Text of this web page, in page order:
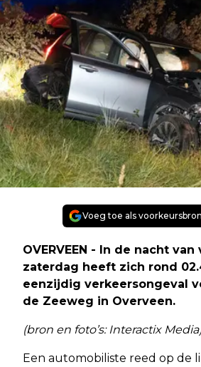
Voeg toe als
OVERVEEN - In de nacht
zaterdag heeft zich rond
eenzijdig verkeersongeval
de Zeeweg in Overveen.
(bron en foto’s: Interactix
Een automobiliste reed op de